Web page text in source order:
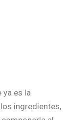
ya es la
ingredientes,